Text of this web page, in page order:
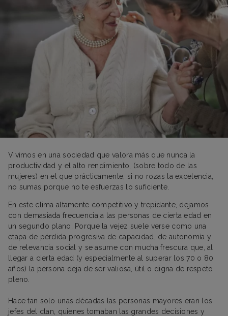
Vivimos en una sociedad que valora más que nunca la
productividad y el alto rendimiento, (sobre todo de las
mujeres) en el que prácticamente, si no rozas la excelencia,
no sumas porque no te esfuerzas lo suficiente.
En este clima altamente competitivo y trepidante, dejamos
con demasiada frecuencia a las personas de cierta edad en
un segundo plano. Porque la vejez suele verse como una
etapa de pérdida progresiva de capacidad, de autonomía y
de relevancia social y se asume con mucha frescura que, al
llegar a cierta edad (y especialmente al superar los 70 o 80
años) la persona deja de ser valiosa, útil o digna de respeto
pleno.
Hace tan solo unas décadas las personas mayores eran los
jefes del clan, quienes tomaban las grandes decisiones y